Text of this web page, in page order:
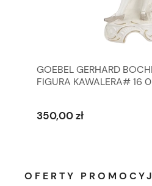
GOEBEL GERHARD
FIGURA KAWALERA# 16
350,00 zł
OFERTY